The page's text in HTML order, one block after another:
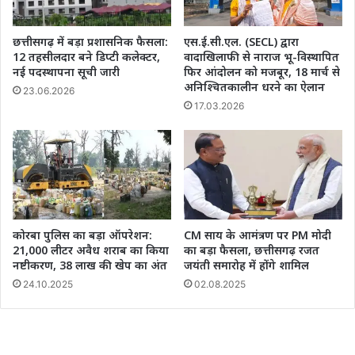
छत्तीसगढ़ में बड़ा प्रशासनिक फैसला:
12 तहसीलदार बने डिप्टी कलेक्टर,
नई पदस्थापना सूची जारी
23.06.2026
एस.ई.सी.एल. (SECL) द्वारा
वादाखिलाफी से नाराज भू-विस्थापित
फिर आंदोलन को मजबूर, 18 मार्च से
अनिश्चितकालीन धरने का ऐलान
17.03.2026
कोरबा पुलिस का बड़ा ऑपरेशन:
21,000 लीटर अवैध शराब का किया
नष्टीकरण, 38 लाख की खेप का अंत
24.10.2025
CM साय के आमंत्रण पर PM मोदी
का बड़ा फैसला, छत्तीसगढ़ रजत
जयंती समारोह में होंगे शामिल
02.08.2025